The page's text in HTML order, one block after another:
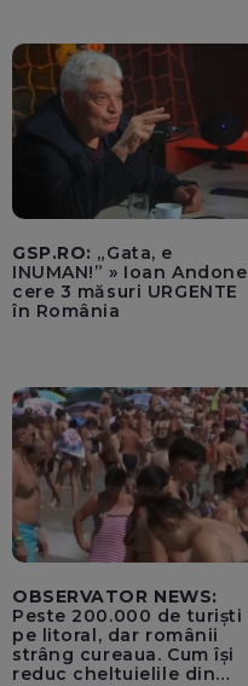
GSP.RO: „Gata, e
INUMAN!” » Ioan Andone
cere 3 măsuri URGENTE
în România
OBSERVATOR NEWS:
Peste 200.000 de turiști
pe litoral, dar românii
strâng cureaua. Cum își
reduc cheltuielile din